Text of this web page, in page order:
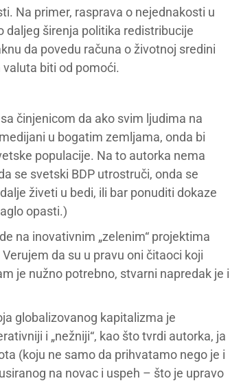
Na primer, rasprava o nejednakosti u
daljeg širenja politika redistribucije
da povedu računa o životnoj sredini
biti od pomoći.
činjenicom da ako svim ljudima na
u bogatim zemljama, onda bi
populacije. Na to autorka nema
se svetski BDP utrostruči, onda se
živeti u bedi, ili bar ponuditi dokaze
opasti.)
na inovativnim „zelenim“ projektima
da su u pravu oni čitaoci koji
je nužno potrebno, stvarni napredak je i
globalizovanog kapitalizma je
i „nežniji“, kao što tvrdi autorka, ja
(koju ne samo da prihvatamo nego je i
na novac i uspeh – što je upravo